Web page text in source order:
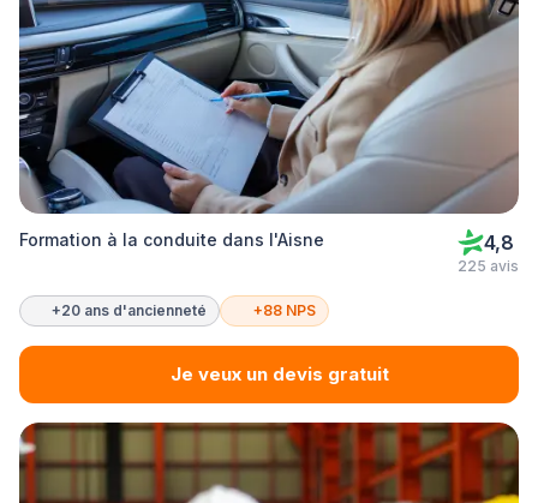
Formation à la conduite dans l'Aisne 4,8
225 avis
+20 ans d'ancienneté +88 NPS
Je veux un devis gratuit